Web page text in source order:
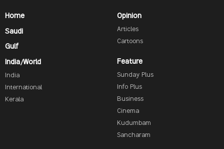
Home
Saudi
Gulf
India/World
India
International
Kerala
Opinion
Articles
Cartoons
Feature
Sunday Plus
Info Plus
Business
Cinema
Kudumbam
Sancharam